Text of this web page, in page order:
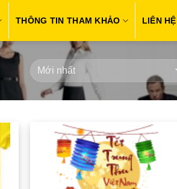
THÔNG TIN THAM KHẢO LIÊN HỆ